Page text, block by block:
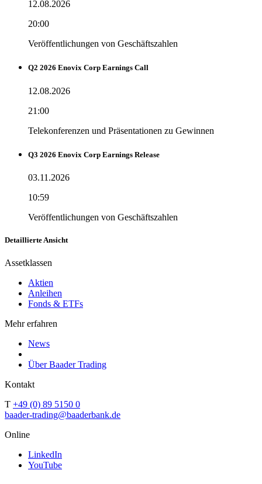
12.08.2026
20:00
Veröffentlichungen von Geschäftszahlen
Q2 2026 Enovix Corp Earnings Call
12.08.2026
21:00
Telekonferenzen und Präsentationen zu Gewinnen
Q3 2026 Enovix Corp Earnings Release
03.11.2026
10:59
Veröffentlichungen von Geschäftszahlen
Detaillierte Ansicht
Assetklassen
Aktien
Anleihen
Fonds & ETFs
Mehr erfahren
News
Über Baader Trading
Kontakt
T +49 (0) 89 5150 0
baader-trading@baaderbank.de
Online
LinkedIn
YouTube